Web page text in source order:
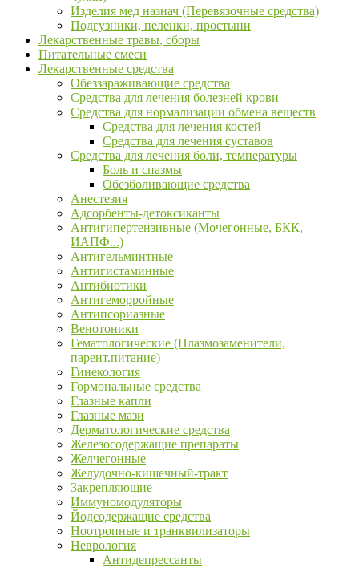
Изделия мед назнач (Перевязочные средства)
Подгузники, пеленки, простыни
Лекарственные травы, сборы
Питательные смеси
Лекарственные средства
Обеззараживающие средства
Средства для лечения болезней крови
Средства для нормализации обмена веществ
Средства для лечения костей
Средства для лечения суставов
Средства для лечения боли, температуры
Боль и спазмы
Обезболивающие средства
Анестезия
Адсорбенты-детоксиканты
Антигипертензивные (Мочегонные, БКК,
ИАПФ...)
Антигельминтные
Антигистаминные
Антибиотики
Антигеморройные
Антипсориазные
Венотоники
Гематологические (Плазмозаменители,
парент.питание)
Гинекология
Гормональные средства
Глазные капли
Глазные мази
Дерматологические средства
Железосодержащие препараты
Желчегонные
Желудочно-кишечный-тракт
Закрепляющие
Иммуномодуляторы
Йодсодержащие средства
Ноотропные и транквилизаторы
Неврология
Антидепрессанты